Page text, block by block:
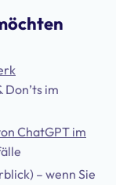
im
ChatGPT im
– wenn Sie